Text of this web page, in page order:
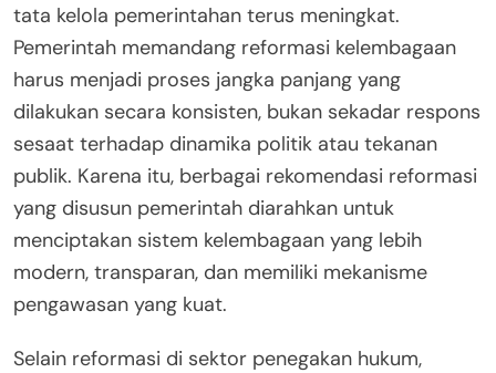
tata kelola pemerintahan terus meningkat.
Pemerintah memandang reformasi kelembagaan
harus menjadi proses jangka panjang yang
dilakukan secara konsisten, bukan sekadar respons
sesaat terhadap dinamika politik atau tekanan
publik. Karena itu, berbagai rekomendasi reformasi
yang disusun pemerintah diarahkan untuk
menciptakan sistem kelembagaan yang lebih
modern, transparan, dan memiliki mekanisme
pengawasan yang kuat.
Selain reformasi di sektor penegakan hukum,